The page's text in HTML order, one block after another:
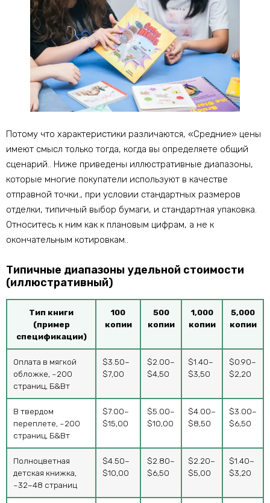
Потому что характеристики различаются, «Средние» цены
имеют смысл только тогда, когда вы определяете общий
сценарий.. Ниже приведены иллюстративные диапазоны,
которые многие покупатели используют в качестве
отправной точки., при условии стандартных размеров
отделки, типичный выбор бумаги, и стандартная упаковка.
Относитесь к ним как к плановым цифрам, а не к
окончательным котировкам..
Типичные диапазоны удельной стоимости
(иллюстративный)
Тип книги
(пример
спецификации)
100
копии
500
копии
1,000
копии
5,000
копии
Оплата в мягкой
обложке, ~200
страниц, Б&Вт
$3.50–
$7,00
$2.00–
$4,50
$1.40–
$3,50
$0.90–
$2,20
В твердом
переплете, ~200
страниц, Б&Вт
$7.00–
$15,00
$5.00–
$10,00
$4.00–
$8,50
$3.00–
$6,50
Полноцветная
детская книжка,
~32–48 страниц
$4.50–
$10,00
$2.80–
$6,50
$2.20–
$5,00
$1.40–
$3,20